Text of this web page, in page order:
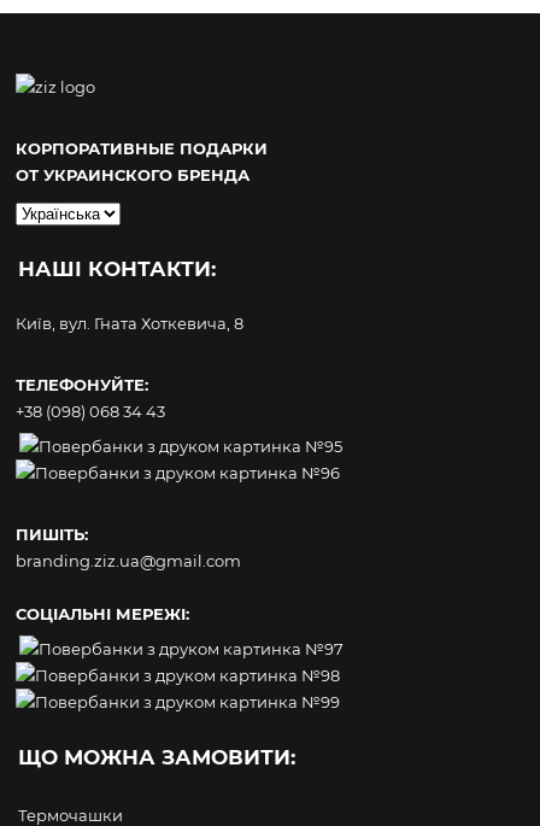
КОРПОРАТИВНЫЕ ПОДАРКИ
ОТ УКРАИНСКОГО БРЕНДА
Вибрати
НАШІ КОНТАКТИ:
Київ, вул. Гната Хоткевича, 8
ТЕЛЕФОНУЙТЕ:
+38 (098) 068 34 43
ПИШІТЬ:
branding.ziz.ua@gmail.com
СОЦІАЛЬНІ МЕРЕЖІ:
ЩО МОЖНА ЗАМОВИТИ:
Термочашки